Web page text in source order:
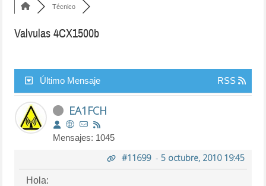
Técnico
Valvulas 4CX1500b
Último Mensaje RSS
EA1FCH
Mensajes: 1045
#11699- 5 octubre, 2010 19:45
Hola: